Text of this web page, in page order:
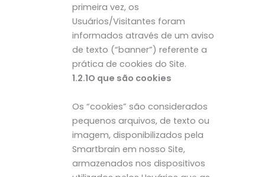
primeira vez, os
Usuários/Visitantes foram
informados através de um aviso
de texto (“banner”) referente a
prática de cookies do Site.
1.2.1O que são cookies
Os “cookies” são considerados
pequenos arquivos, de texto ou
imagem, disponibilizados pela
Smartbrain em nosso Site,
armazenados nos dispositivos